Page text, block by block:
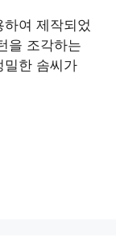
여 제작되었
을 조각하는
밀한 솜씨가